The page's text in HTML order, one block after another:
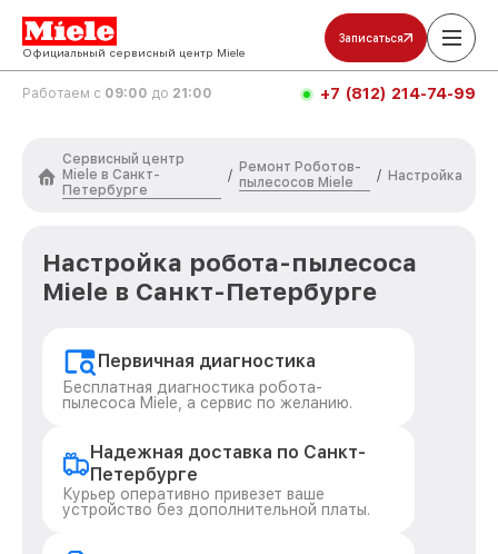
Официальный сервисный центр Miele
Записаться
Работаем с 09:00 до 21:00 +7 (812) 214-74-99
Сервисный центр
Miele в Санкт-
Петербурге
/
Ремонт Роботов-
пылесосов Miele
/ Настройка
Настройка робота-пылесоса
Miele в Санкт-Петербурге
Первичная диагностика
Бесплатная диагностика робота-
пылесоса Miele, а сервис по желанию.
Надежная доставка по Санкт-
Петербурге
Курьер оперативно привезет ваше
устройство без дополнительной платы.